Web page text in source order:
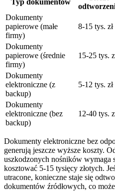
Dokumenty
papierowe (małe
firmy)
8-15 tys. zł
Dokumenty
papierowe (średnie
firmy)
15-25 tys.
Dokumenty
elektroniczne (z
backup)
5-12 tys. zł
Dokumenty
elektroniczne (bez
backup)
12-40 tys.
Dokumenty elektroniczne bez
generują jeszcze wyższe koszty.
uszkodzonych nośników wymaga
kosztować 5-15 tysięcy złotych.
utracone, konieczne staje się
dokumentów źródłowych, co